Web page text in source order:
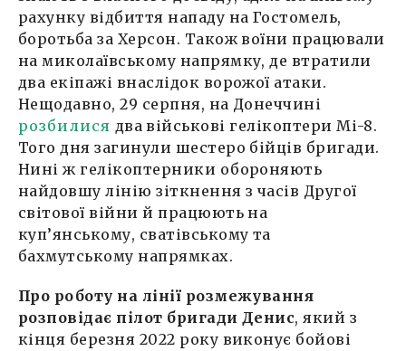
рахунку відбиття нападу на Гостомель,
боротьба за Херсон. Також воїни працювали
на миколаївському напрямку, де втратили
два екіпажі внаслідок ворожої атаки.
Нещодавно, 29 серпня, на Донеччині
розбилися два військові гелікоптери Мі-8.
Того дня загинули шестеро бійців бригади.
Нині ж гелікоптерники обороняють
найдовшу лінію зіткнення з часів Другої
світової війни й працюють на
куп’янському, сватівському та
бахмутському напрямках.
Про роботу на лінії розмежування
розповідає пілот бригади Денис, який з
кінця березня 2022 року виконує бойові